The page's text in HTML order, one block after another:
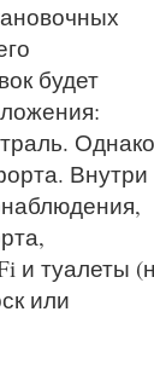
будет
Однако
Внутри
и туалеты
или